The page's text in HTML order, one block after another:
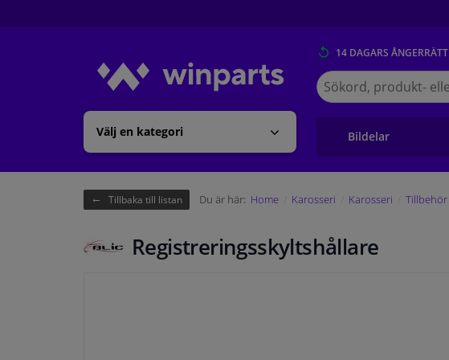
Välj en kategori
14 DAGARS ÅNGERRÄTT
Sök
på
Winparts.se
Bildelar
Tillbaka till listan Du är här: Home Karosseri Karosseri Tillbehör
Registreringsskyltshållare